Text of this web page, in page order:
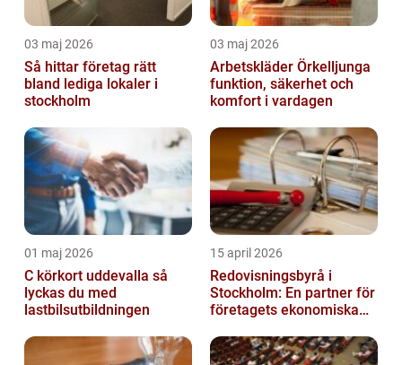
03 maj 2026
Så hittar företag rätt
bland lediga lokaler i
stockholm
03 maj 2026
Arbetskläder Örkelljunga
funktion, säkerhet och
komfort i vardagen
01 maj 2026
C körkort uddevalla så
lyckas du med
lastbilsutbildningen
15 april 2026
Redovisningsbyrå i
Stockholm: En partner för
företagets ekonomiska